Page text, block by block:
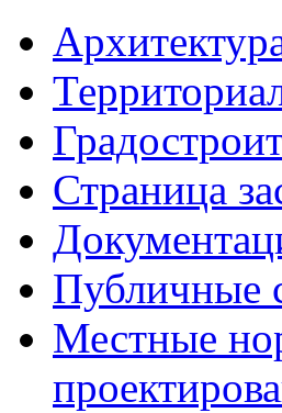
Страница
Публичные
Местные